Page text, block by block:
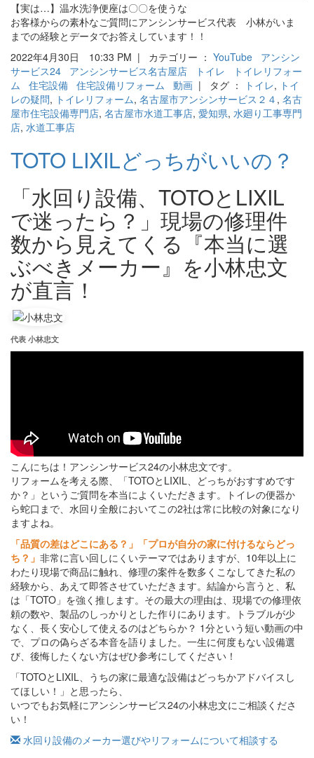
【実は…】温水洗浄便座は〇〇を使うな
お客様からの素朴なご質問にアンシンサービス代表 小林がいま
までの経験とデータでお答えしています！！
2022年4月30日 10:33 PM | カテゴリー ： YouTube
アンシン
サービス24
アンシンサービス名古屋店 トイレ
トイレリフォー
ム
住宅設備 住宅設備リフォーム 動画 | タグ ： トイレ, トイ
レの疑問, トイレリフォーム, 名古屋市アンシンサービス２４ , 名古
屋市住宅設備専門店, 名古屋市水道工事店, 愛知県, 水廻り工事専門
店, 水道工事店
TOTO LIXILどっちがいいの？
「水回り設備、TOTOとLIXIL
で迷ったら？」現場の修理件
数から見えてくる『本当に選
ぶべきメーカー』を小林忠文
が直言！
代表 小林忠文
こんにちは！アンシンサービス24の小林忠文です。
リフォームを考える際、「TOTOとLIXIL、どっちがおすすめです
か？」というご質問を本当によくいただきます。トイレの便器か
ら蛇口まで、水回り全般においてこの2社は常に比較の対象になり
ますよね。
「品質の差はどこにある？」「プロが自分の家に付けるならどっ
ち？」 非常に言い回しにくいテーマではありますが、10年以上に
わたり現場で商品に触れ、修理の案件を数多くこなしてきた私の
経験から、あえて即答させていただきます。結論から言うと、私
は「TOTO」を強く推します。その最大の理由は、現場での修理依
頼の数や、製品のしっかりとした作りにあります。トラブルが少
なく、長く安心して使えるのはどちらか？ 1分という短い動画の中
で、プロの偽らざる本音を語りました。一生に何度もない設備選
び、後悔したくない方はぜひ参考にしてください！
「TOTOとLIXIL、うちの家に最適な設備はどっちかアドバイスし
てほしい！」と思ったら、
いつでもお気軽にアンシンサービス24の小林忠文にご相談くださ
い！
水回り設備のメーカー選びやリフォームについて相談する